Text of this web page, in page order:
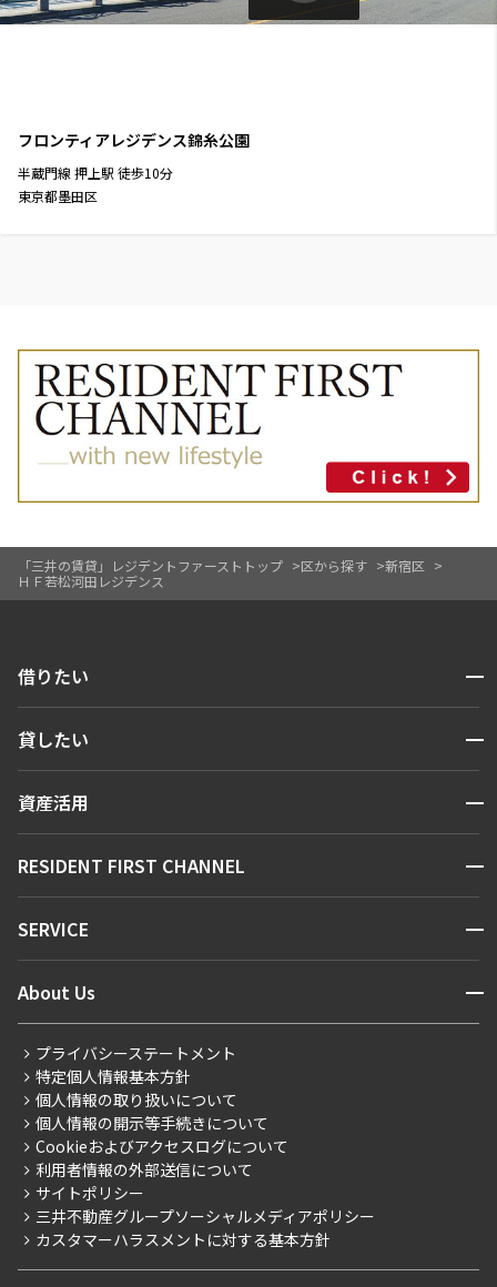
「三井の賃貸」レジデントファーストトップ 区から探す
新宿区
ＨＦ若松河田レジデンス
フロンティアレジデンス錦糸公園
半蔵門線 押上駅 徒歩10分
東京都墨田区
借りたい 開閉
人気エリアから探す
新着情報から探す
新着募集情報
こだわりから探す
こだわり一覧
プレミアムマンション
新築
当社限定（港区・渋谷区）
当社限定（港区・渋谷区以外）
三井不動産企画
貸したい 開閉
お問い合わせ
資産活用 開閉
お問い合わせ
RESIDENT FIRST CHANNEL 開閉
マンションレポート
住まいのコラム
SERVICE 開閉
会員ページ
ご入居・提携サービス
お部屋探しからご契約まで
よくあるご質問
社宅紹介
【仲介会社様向け】当社仲介事業部取り扱い物件入居申込
About Us 開閉
会社情報
事業案内
採用情報
ニュースリリース
お問い合わせ
プライバシーステートメント
特定個人情報基本方針
個人情報の取り扱いについて
個人情報の開示等手続きについて
Cookieおよびアクセスログについて
利用者情報の外部送信について
サイトポリシー
三井不動産グループソーシャルメディアポリシー
カスタマーハラスメントに対する基本方針